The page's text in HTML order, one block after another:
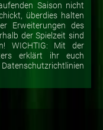
Saison nicht
überdies halten
Erweiterungen des
der Spielzeit sind
WICHTIG: Mit der
erklärt ihr euch